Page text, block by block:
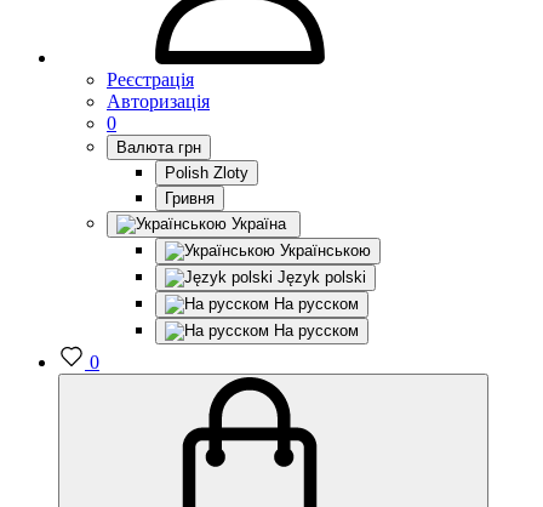
Реєстрація
Авторизація
0
Валюта грн
Polish Zloty
Гривня
Україна
Українською
Język polski
На русском
На русском
0